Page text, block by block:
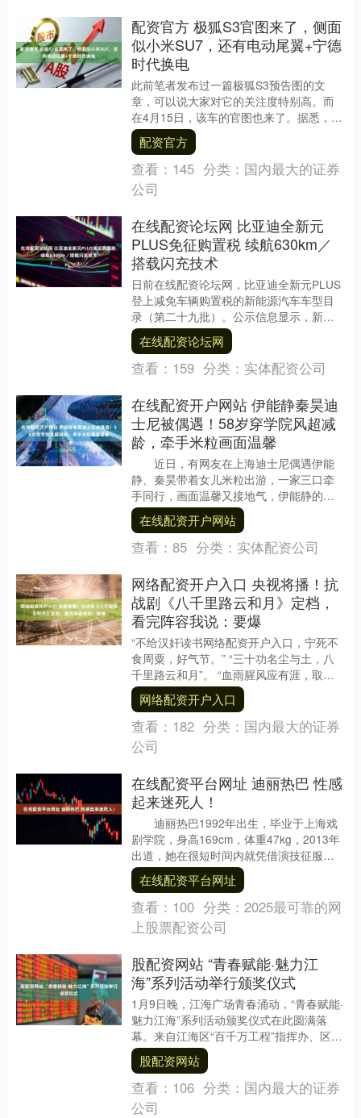
配资官方 极狐S3官图来了，侧面
似小米SU7，还有电动尾翼+宁德
时代换电
此前笔者发布过一篇极狐S3预告图的文
章，可以说大家对它的关注度特别高。而
在4月15日，该车的官图也来了。据悉，新
车定位中型轿车，动力方面提供纯电和增
程两个版本，....
配资官方
查看： 145 分类： 国内最大的证券
公司
在线配资论坛网 比亚迪全新元
PLUS免征购置税 续航630km／
搭载闪充技术
日前在线配资论坛网，比亚迪全新元PLUS
登上减免车辆购置税的新能源汽车车型目
录（第二十九批）。公示信息显示，新车
将提供57.545千瓦时与68.547千瓦时两
种....
在线配资论坛网
查看： 159 分类： 实体配资公司
在线配资开户网站 伊能静秦昊迪
士尼被偶遇！58岁穿学院风超减
龄，牵手米粒画面温馨
近日，有网友在上海迪士尼偶遇伊能
静、秦昊带着女儿米粒出游，一家三口牵
手同行，画面温馨又接地气，伊能静的穿
搭与状态更是引发热议。 当天伊....
在线配资开户网站
查看： 85 分类： 实体配资公司
网络配资开户入口 央视将播！抗
战剧《八千里路云和月》定档，
看完阵容我说：要爆
“不给汉奸读书网络配资开户入口，宁死不
食周粟，好气节。” “三十功名尘与土，八
千里路云和月”。 “血雨腥风应有涯，取义
成仁今日事，人间遍种自由花。” 说到抗战
大....
网络配资开户入口
查看： 182 分类： 国内最大的证券
公司
在线配资平台网址 迪丽热巴 性感
起来迷死人！
迪丽热巴1992年出生，毕业于上海戏
剧学院，身高169cm，体重47kg，2013年
出道，她在很短时间内就凭借演技征服观
众，美貌反而只是锦上添花。....
在线配资平台网址
查看： 100 分类： 2025最可靠的网
上股票配资公司
股配资网站 “青春赋能·魅力江
海”系列活动举行颁奖仪式
1月9日晚，江海广场青春涌动，“青春赋能·
魅力江海”系列活动颁奖仪式在此圆满落
幕。来自江海区“百千万工程”指挥办、区委
宣传部、区委社工部、团区委等单位的领
导与8....
股配资网站
查看： 106 分类： 国内最大的证券
公司